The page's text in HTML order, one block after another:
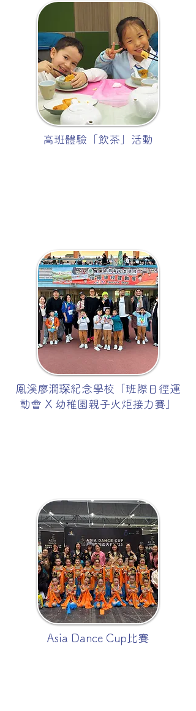
高班體驗「飲茶」活動
鳳溪廖潤琛紀念學校「班際日徑運
動會 X 幼稚園親子火炬接力賽」
Asia Dance Cup比賽